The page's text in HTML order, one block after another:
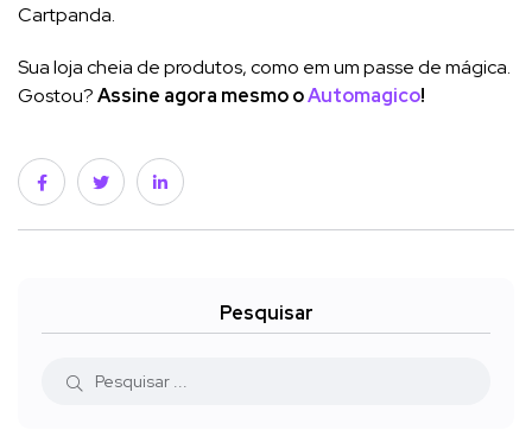
Cartpanda.
Sua loja cheia de produtos, como em um passe de mágica.
Gostou?Assine agora mesmo oAutomagico!
Pesquisar